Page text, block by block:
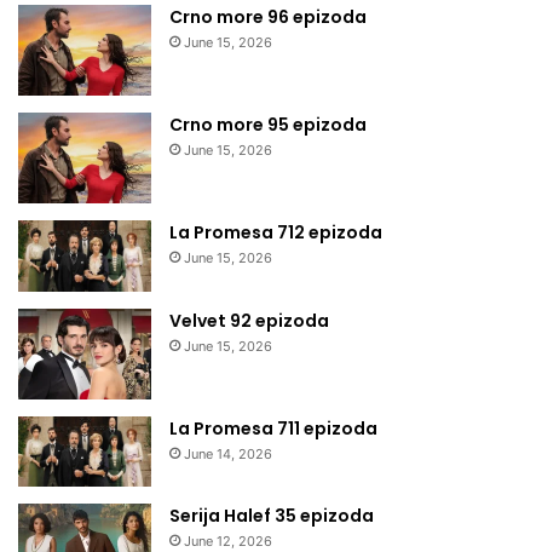
Crno more 96 epizoda
June 15, 2026
Crno more 95 epizoda
June 15, 2026
La Promesa 712 epizoda
June 15, 2026
Velvet 92 epizoda
June 15, 2026
La Promesa 711 epizoda
June 14, 2026
Serija Halef 35 epizoda
June 12, 2026